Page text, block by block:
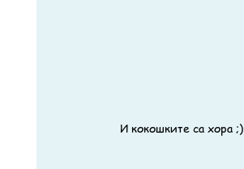
И кокошките са хора ;)